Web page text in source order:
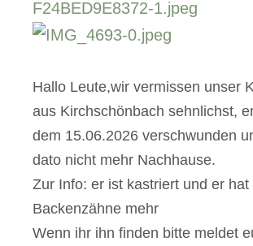
Hallo Leute,wir vermissen unser
aus Kirchschönbach sehnlichst,
dem 15.06.2026 verschwunden
dato nicht mehr Nachhause.
Zur Info: er ist kastriert und er hat
Backenzähne mehr
Wenn ihr ihn finden bitte meldet